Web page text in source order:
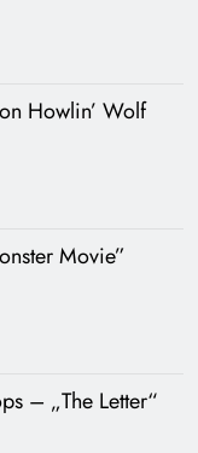
Howlin’ Wolf
Movie”
– „The Letter“